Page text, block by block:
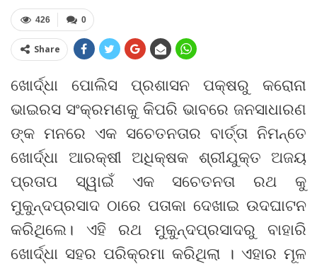
0
426
Share
ଖୋର୍ଦ୍ଧା ପୋଲିସ ପ୍ରଶାସନ ପକ୍ଷରୁ କରୋନା
ଭାଇରସ ସଂକ୍ରମଣକୁ କିପରି ଭାବରେ ଜନସାଧାରଣ
ଙ୍କ ମନରେ ଏକ ସଚେତନତାର ବାର୍ତ୍ତା ନିମନ୍ତେ
ଖୋର୍ଦ୍ଧା ଆରକ୍ଷୀ ଅଧିକ୍ଷକ ଶ୍ରୀଯୁକ୍ତ ଅଜୟ
ପ୍ରତାପ ସ୍ୱାଇଁ ଏକ ସଚେତନତା ରଥ କୁ
ମୁକୁନ୍ଦପ୍ରସାଦ ଠାରେ ପତାକା ଦେଖାଇ ଉଦଘାଟନ
କରିଥିଲେ। ଏହି ରଥ ମୁକୁନ୍ଦପ୍ରସାଦରୁ ବାହାରି
ଖୋର୍ଦ୍ଧା ସହର ପରିକ୍ରମା କରିଥିଲା । ଏହାର ମୂଳ